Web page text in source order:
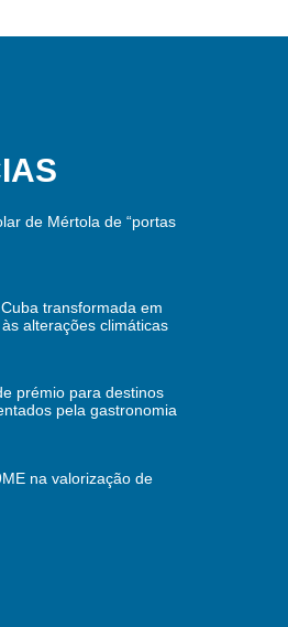
de Mértola de “portas
transformada em
alterações climáticas
prémio para destinos
pela gastronomia
na valorização de